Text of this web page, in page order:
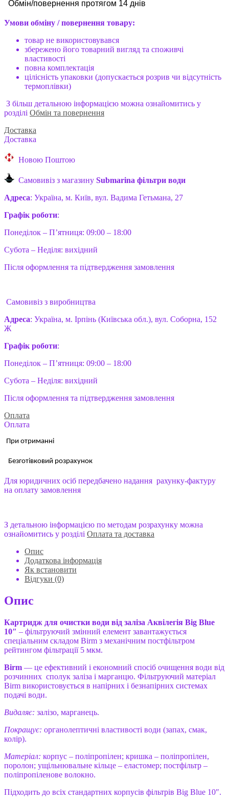
Обмін/повернення протягом 14 днів
Умови обміну / повернення товару:
товар не використовувався
збережено його товарний вигляд та споживчі
властивості
повна комплектація
цілісність упаковки (допускається розрив чи відсутність
термоплівки)
З більш детальною інформацією можна ознайомитись у
розділі Обмін та повернення
Доставка
Доставка
Новою Поштою
Самовивіз з магазину Submarina фільтри води
Адреса: Україна, м. Київ, вул. Вадима Гетьмана, 27
Графік роботи:
Понеділок – П’ятниця: 09:00 – 18:00
Субота – Неділя: вихідний
Після оформлення та підтвердження замовлення
Самовивіз з виробництва
Адреса: Україна, м. Ірпінь (Київська обл.), вул. Соборна, 152
Ж
Графік роботи:
Понеділок – П’ятниця: 09:00 – 18:00
Субота – Неділя: вихідний
Після оформлення та підтвердження замовлення
Оплата
Оплата
При отриманні
Безготівковий розрахунок
Для юридичних осіб передбачено надання рахунку-фактуру
на оплату замовлення
З детальною інформацією по методам розрахунку можна
ознайомитись у розділі Оплата та доставка
Опис
Додаткова інформація
Як встановити
Відгуки (0)
Опис
Картридж для очистки води від заліза Аквілегія Big Blue
10″ – фільтруючий змінний елемент завантажується
спеціальним складом Birm з механічним постфільтром
рейтингом фільтрації 5 мкм.
Birm — це ефективний і економний спосіб очищення води від
розчинних сполук заліза і марганцю. Фільтруючий матеріал
Birm використовується в напірних і безнапірних системах
подачі води.
Видаляє: залізо, марганець.
Покращує: органолептичні властивості води (запах, смак,
колір).
Матеріал: корпус – поліпропілен; кришка – поліпропілен,
поролон; ущільнювальне кільце – еластомер; постфільтр –
поліпропіленове волокно.
Підходить до всіх стандартних корпусів фільтрів Big Blue 10″.